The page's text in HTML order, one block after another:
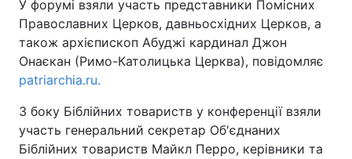
У форумі взяли участь представники Помісних
Православних Церков, давньосхідних Церков, а
також архієпископ Абуджі кардинал Джон
Онаєкан (Римо-Католицька Церква), повідомляє
patriarchia.ru.
З боку Біблійних товариств у конференції взяли
участь генеральний секретар Об'єднаних
Біблійних товариств Майкл Перро, керівники та